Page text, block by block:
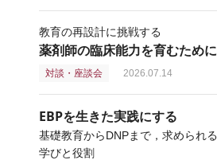
教育の再設計に挑戦する
薬剤師の臨床能力を育むために
対談・座談会 2026.07.14
EBPを生きた実践にする
基礎教育からDNPまで，求められる
学びと役割